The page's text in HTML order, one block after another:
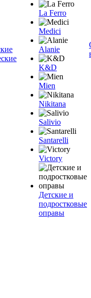
La Ferro
Medici
Alanie
K&D
Mien
Nikitana
Salivio
Santarelli
Victory
Детские и
подростковые
оправы